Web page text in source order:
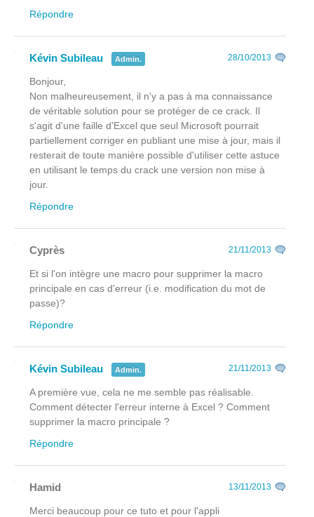
Répondre
Kévin Subileau Admin. 28/10/2013
Bonjour,
Non malheureusement, il n'y a pas à ma connaissance
de véritable solution pour se protéger de ce crack. Il
s'agit d'une faille d'Excel que seul Microsoft pourrait
partiellement corriger en publiant une mise à jour, mais il
resterait de toute manière possible d'utiliser cette astuce
en utilisant le temps du crack une version non mise à
jour.
Répondre
Cyprès 21/11/2013
Et si l'on intègre une macro pour supprimer la macro
principale en cas d'erreur (i.e. modification du mot de
passe)?
Répondre
Kévin Subileau Admin. 21/11/2013
A première vue, cela ne me semble pas réalisable.
Comment détecter l'erreur interne à Excel ? Comment
supprimer la macro principale ?
Répondre
Hamid 13/11/2013
Merci beaucoup pour ce tuto et pour l'appli